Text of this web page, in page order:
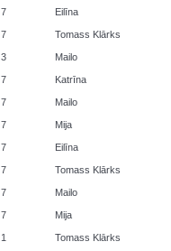
7 Eilīna
7 Tomass Klārks
3 Mailo
7 Katrīna
7 Mailo
7 Mija
7 Eilīna
7 Tomass Klārks
7 Mailo
7 Mija
1 Tomass Klārks